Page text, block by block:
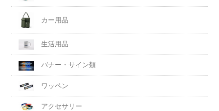
カー用品
生活用品
バナー・サイン類
ワッペン
アクセサリー